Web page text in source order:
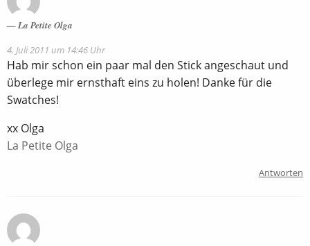
La Petite Olga
4. Juli 2011 um 14:46 Uhr
Hab mir schon ein paar mal den Stick angeschaut und
überlege mir ernsthaft eins zu holen! Danke für die
Swatches!
xx Olga
La Petite Olga
Antworten